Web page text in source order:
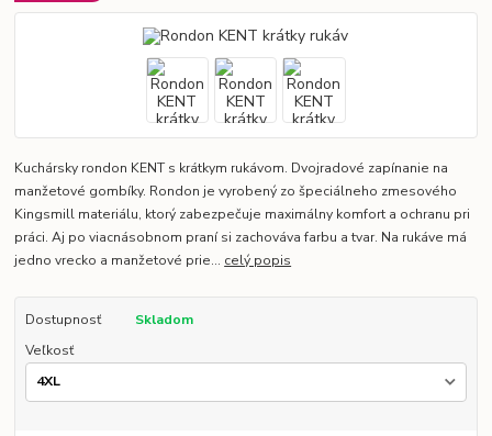
Kuchársky rondon KENT s krátkym rukávom. Dvojradové zapínanie na
manžetové gombíky. Rondon je vyrobený zo špeciálneho zmesového
Kingsmill materiálu, ktorý zabezpečuje maximálny komfort a ochranu pri
práci. Aj po viacnásobnom praní si zachováva farbu a tvar. Na rukáve má
jedno vrecko a manžetové prie... celý popis
Dostupnosť
Skladom
Veľkosť